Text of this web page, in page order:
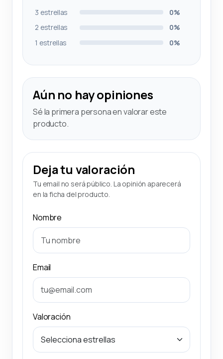
3 estrellas
0%
2 estrellas
0%
1 estrellas
0%
Aún no hay opiniones
Sé la primera persona en valorar este
producto.
Deja tu valoración
Tu email no será público. La opinión aparecerá
en la ficha del producto.
Nombre
Email
Valoración